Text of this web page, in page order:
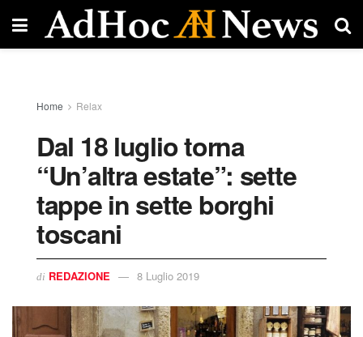
Home Relax
Dal 18 luglio torna
“Un’altra estate”: sette
tappe in sette borghi
toscani
di REDAZIONE 8 Luglio 2019